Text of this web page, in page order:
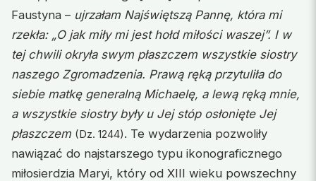
Faustyna – ujrzałam Najświętszą Pannę, która mi
rzekła: „O jak miły mi jest hołd miłości waszej”. I w
tej chwili okryła swym płaszczem wszystkie siostry
naszego Zgromadzenia. Prawą ręką przytuliła do
siebie matkę generalną Michaelę, a lewą ręką mnie,
a wszystkie siostry były u Jej stóp osłonięte Jej
płaszczem (Dz. 1244). Te wydarzenia pozwoliły
nawiązać do najstarszego typu ikonograficznego
miłosierdzia Maryi, który od XIII wieku powszechny